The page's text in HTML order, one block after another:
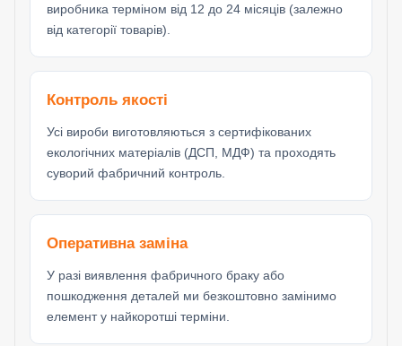
виробника терміном від 12 до 24 місяців (залежно
від категорії товарів).
Контроль якості
Усі вироби виготовляються з сертифікованих
екологічних матеріалів (ДСП, МДФ) та проходять
суворий фабричний контроль.
Оперативна заміна
У разі виявлення фабричного браку або
пошкодження деталей ми безкоштовно замінимо
елемент у найкоротші терміни.